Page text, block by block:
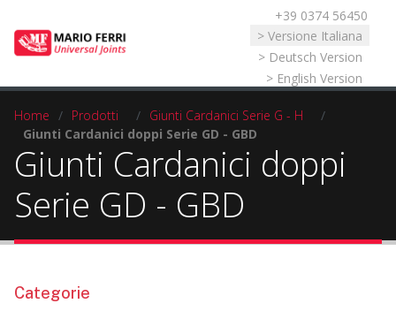
+39 0374 56450
> Versione Italiana
> Deutsch Version
> English Version
Home / Prodotti / Giunti Cardanici Serie G - H
/
Giunti Cardanici doppi Serie GD - GBD
Giunti Cardanici doppi
Serie GD - GBD
Categorie